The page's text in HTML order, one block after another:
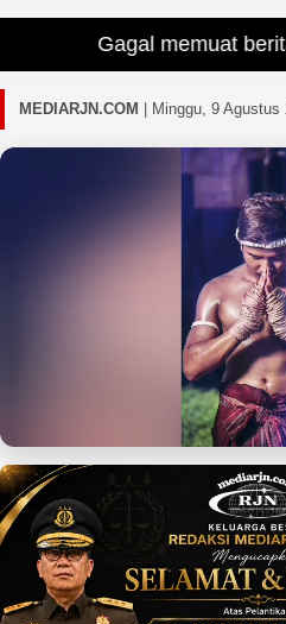
Gagal memuat berita
MEDIARJN.COM Minggu, 9